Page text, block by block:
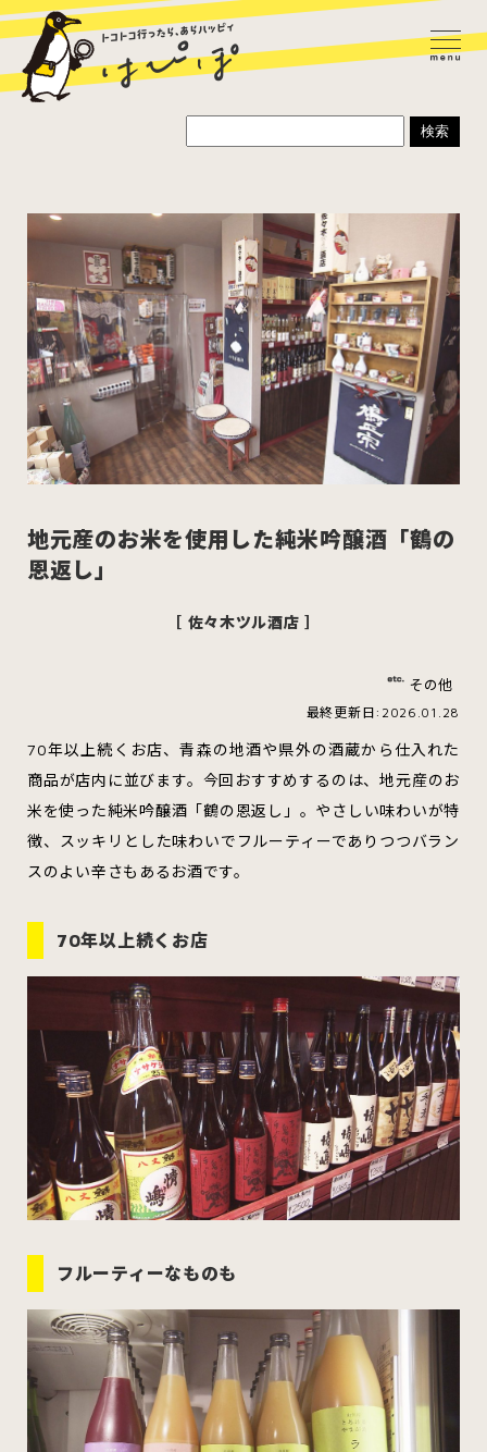
ラーメン カレー
パスタ 寿司
ハンバーガー
すべてのカテゴリをみる
むつ市 十和田市 三沢市
八戸市
すべてのエリアをみる
ホーム
公式X
地元産のお米を使用した純米吟醸酒「鶴の
恩返し」
［ 佐々木ツル酒店 ］
その他
最終更新日:2026.01.28
70年以上続くお店、青森の地酒や県外の酒蔵から仕入れた
商品が店内に並びます。今回おすすめするのは、地元産のお
米を使った純米吟醸酒「鶴の恩返し」。やさしい味わいが特
徴、スッキリとした味わいでフルーティーでありつつバラン
スのよい辛さもあるお酒です。
70年以上続くお店
フルーティーなものも